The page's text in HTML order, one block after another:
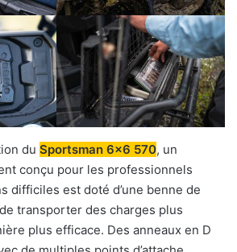
du Sportsman 6×6 570, un
conçu pour les professionnels
difficiles est doté d’une benne de
transporter des charges plus
plus efficace. Des anneaux en D